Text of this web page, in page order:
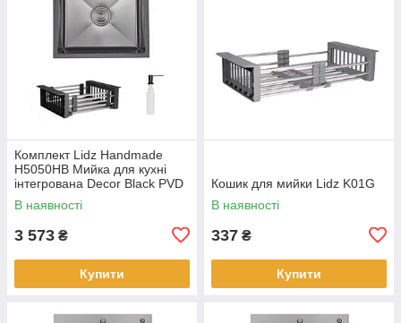
Комплект Lidz Handmade
H5050HB Мийка для кухні
інтегрована Decor Black PVD
Honeycomb у комплекті з
дозатором + Lidz LIDZK01B
В наявності
3 573 ₴
Купити
Кошик для мийки Lidz K01G
В наявності
337 ₴
Купити